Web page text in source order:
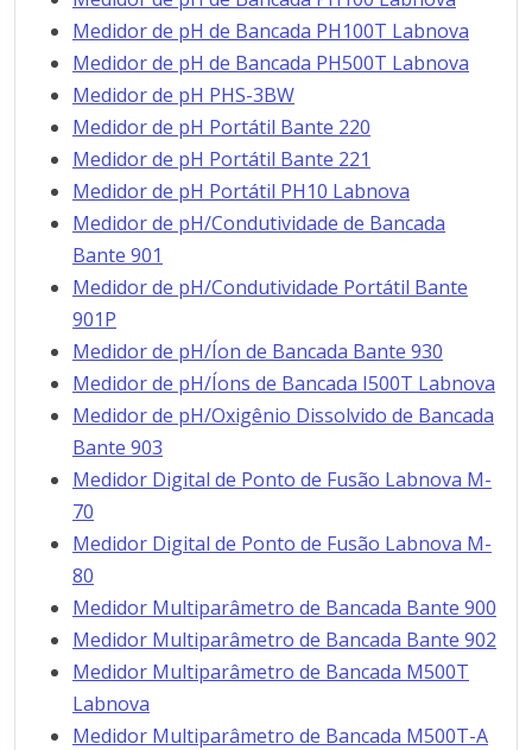
Medidor de pH de Bancada PH100T Labnova
Medidor de pH de Bancada PH500T Labnova
Medidor de pH PHS-3BW
Medidor de pH Portátil Bante 220
Medidor de pH Portátil Bante 221
Medidor de pH Portátil PH10 Labnova
Medidor de pH/Condutividade de Bancada
Bante 901
Medidor de pH/Condutividade Portátil Bante
901P
Medidor de pH/Íon de Bancada Bante 930
Medidor de pH/Íons de Bancada I500T Labnova
Medidor de pH/Oxigênio Dissolvido de Bancada
Bante 903
Medidor Digital de Ponto de Fusão Labnova M-
70
Medidor Digital de Ponto de Fusão Labnova M-
80
Medidor Multiparâmetro de Bancada Bante 900
Medidor Multiparâmetro de Bancada Bante 902
Medidor Multiparâmetro de Bancada M500T
Labnova
Medidor Multiparâmetro de Bancada M500T-A